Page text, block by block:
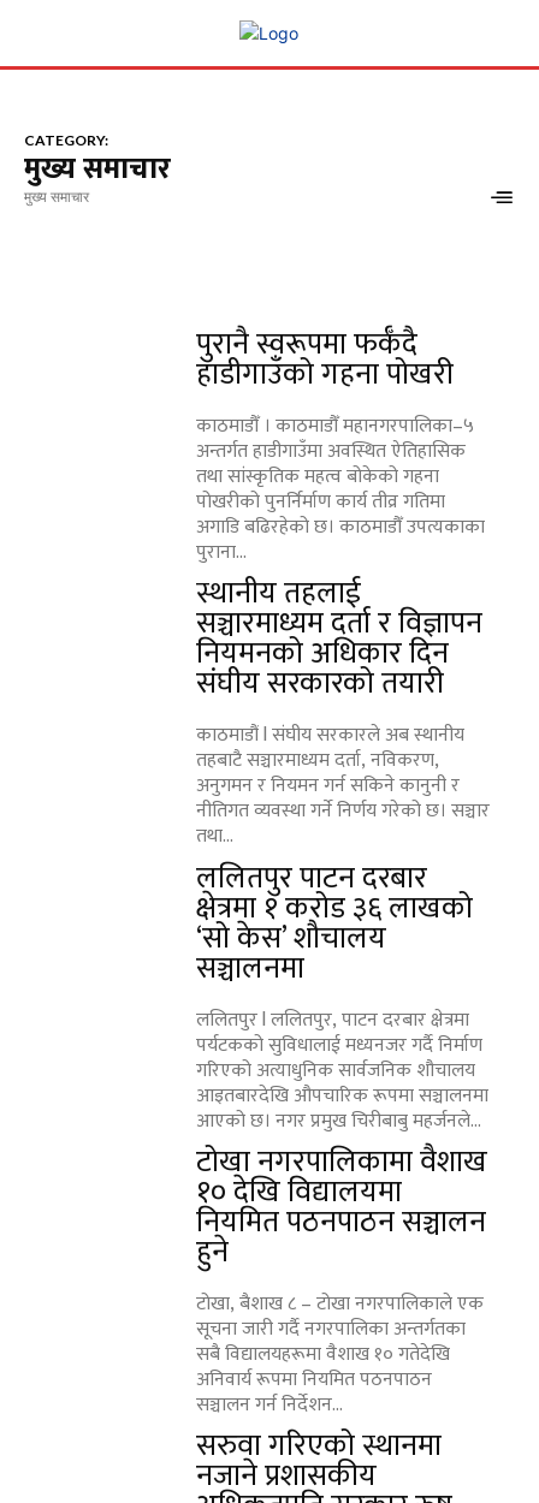
CATEGORY:
मुख्य समाचार
मुख्य समाचार
पुरानै स्वरूपमा फर्कँदै
हाडीगाउँको गहना पोखरी
काठमाडौँ । काठमाडौँ महानगरपालिका–५
अन्तर्गत हाडीगाउँमा अवस्थित ऐतिहासिक
तथा सांस्कृतिक महत्व बोकेको गहना
पोखरीको पुनर्निर्माण कार्य तीव्र गतिमा
अगाडि बढिरहेको छ। काठमाडौँ उपत्यकाका
पुराना...
स्थानीय तहलाई
सञ्चारमाध्यम दर्ता र विज्ञापन
नियमनको अधिकार दिन
संघीय सरकारको तयारी
काठमाडौं l संघीय सरकारले अब स्थानीय
तहबाटै सञ्चारमाध्यम दर्ता, नविकरण,
अनुगमन र नियमन गर्न सकिने कानुनी र
नीतिगत व्यवस्था गर्ने निर्णय गरेको छ। सञ्चार
तथा...
ललितपुर पाटन दरबार
क्षेत्रमा १ करोड ३६ लाखको
‘सो केस’ शौचालय
सञ्चालनमा
ललितपुर l ललितपुर, पाटन दरबार क्षेत्रमा
पर्यटकको सुविधालाई मध्यनजर गर्दै निर्माण
गरिएको अत्याधुनिक सार्वजनिक शौचालय
आइतबारदेखि औपचारिक रूपमा सञ्चालनमा
आएको छ। नगर प्रमुख चिरीबाबु महर्जनले...
टोखा नगरपालिकामा वैशाख
१० देखि विद्यालयमा
नियमित पठनपाठन सञ्चालन
हुने
टोखा, बैशाख ८ – टोखा नगरपालिकाले एक
सूचना जारी गर्दै नगरपालिका अन्तर्गतका
सबै विद्यालयहरूमा वैशाख १० गतेदेखि
अनिवार्य रूपमा नियमित पठनपाठन
सञ्चालन गर्न निर्देशन...
सरुवा गरिएको स्थानमा
नजाने प्रशासकीय